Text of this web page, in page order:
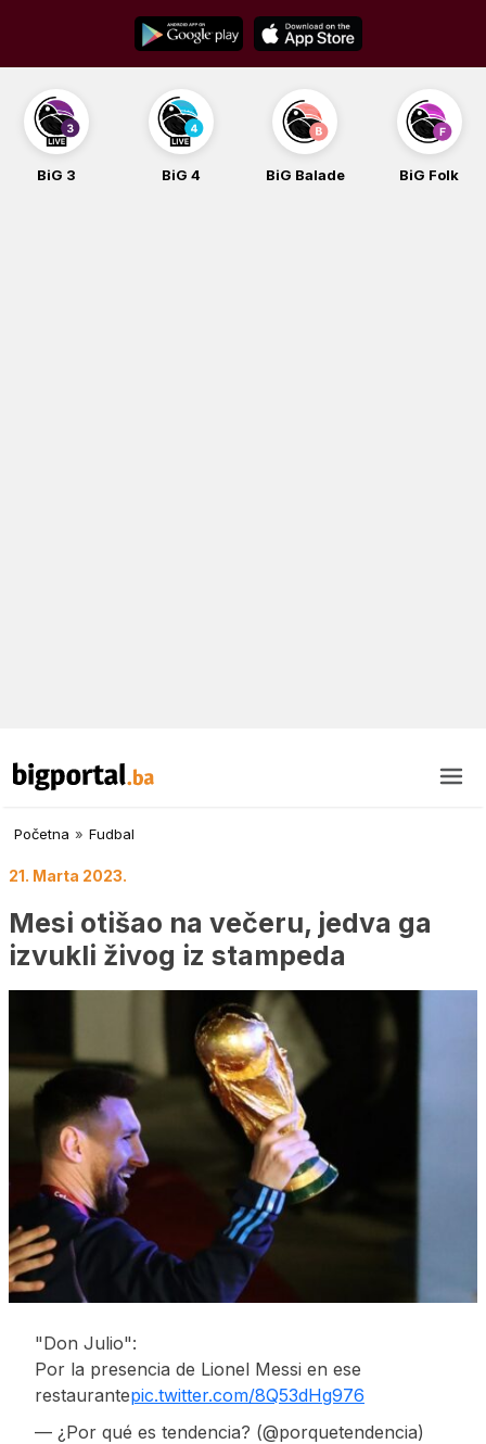
content
BiG 4 BiG Balade BiG Folk BiG iG
Početna » Fudbal
21. Marta 2023.
Mesi otišao na večeru, jedva ga
izvukli živog iz stampeda
"Don Julio":
Por la presencia de Lionel Messi en ese
restaurantepic.twitter.com/8Q53dHg976
— ¿Por qué es tendencia? (@porquetendencia)